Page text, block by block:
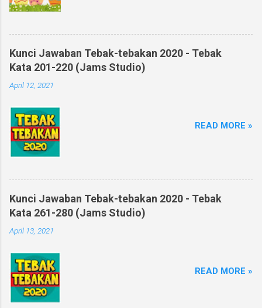
Kunci Jawaban Tebak-tebakan 2020 - Tebak
Kata 201-220 (Jams Studio)
April 12, 2021
READ MORE »
Kunci Jawaban Tebak-tebakan 2020 - Tebak
Kata 261-280 (Jams Studio)
April 13, 2021
READ MORE »